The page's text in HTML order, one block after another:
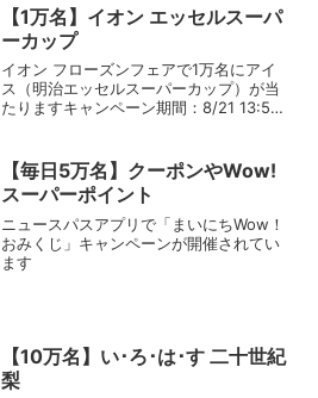
【1万名】イオン エッセルスーパ
ーカップ
イオン フローズンフェアで1万名にアイ
ス（明治エッセルスーパーカップ）が当
たりますキャンペーン期間：8/21 13:59
【毎日5万名】クーポンやWow!
スーパーポイント
ニュースパスアプリで「まいにちWow！
おみくじ」キャンペーンが開催されてい
ます
【10万名】い･ろ･は･す 二十世紀
梨